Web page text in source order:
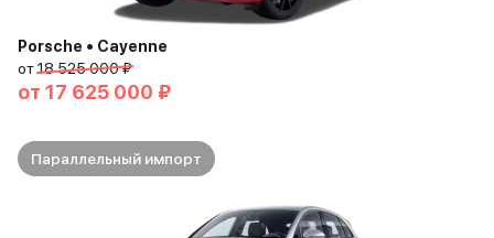
Porsche • Cayenne
от18 525 000 ₽
от 17 625 000 ₽
Параллельный импорт